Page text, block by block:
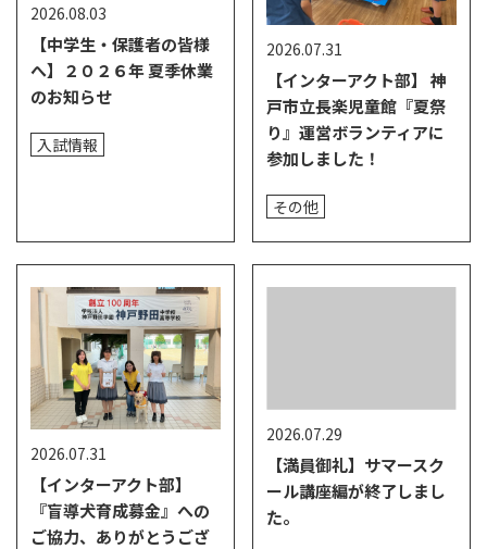
2026.08.03
【中学生・保護者の皆様
へ】２０２６年 夏季休業
のお知らせ
入試情報
2026.07.31
【インターアクト部】 神
戸市立長楽児童館『夏祭
り』運営ボランティアに
参加しました！
その他
2026.07.31
【インターアクト部】
『盲導犬育成募金』への
ご協力、ありがとうござ
2026.07.29
【満員御礼】サマースク
ール講座編が終了しまし
た。